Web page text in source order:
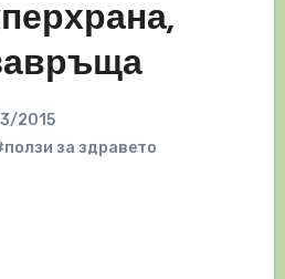
2015
за здравето